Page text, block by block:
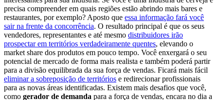
precisa compreender em quais regiões estão abrindo mais bares e
restaurantes, por exemplo? Aposto que essa informação fará você
sair na frente da concorrência. O resultado principal é que os seus
vendedores, representantes e até mesmo distribuidores irão
prospectar em territórios verdadeiramente quentes, elevando o
market share dos produtos em pouco tempo. Você enxergará o seu
potencial de mercado de forma mais realista e também poderá partir
para a divisão equilibrada da sua força de vendas. Ficará mais fácil
eliminar a sobreposição de territórios e redirecionar profissionais
para as novas áreas identificadas. Existem mais desafios que você,
como gerador de demanda para a força de vendas, encara no dia a